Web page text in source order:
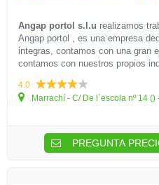
Angap portol s.l.u realizamos
Angap portol , es una empresa
integras, contamos con una gran
contamos con nuestros propios
4.0
Marrachí - C/ De l`escola nº 14
PREGUNTA